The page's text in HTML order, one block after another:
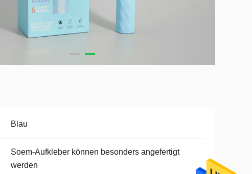
Blau
Soem-Aufkleber können besonders angefertigt
werden